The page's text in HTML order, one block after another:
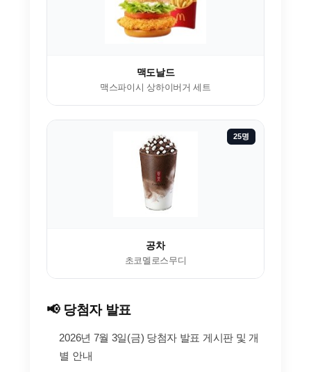
맥도날드
맥스파이시 상하이버거 세트
25명
공차
초코멜로스무디
📢 당첨자 발표
2026년 7월 3일(금) 당첨자 발표 게시판 및 개
별 안내